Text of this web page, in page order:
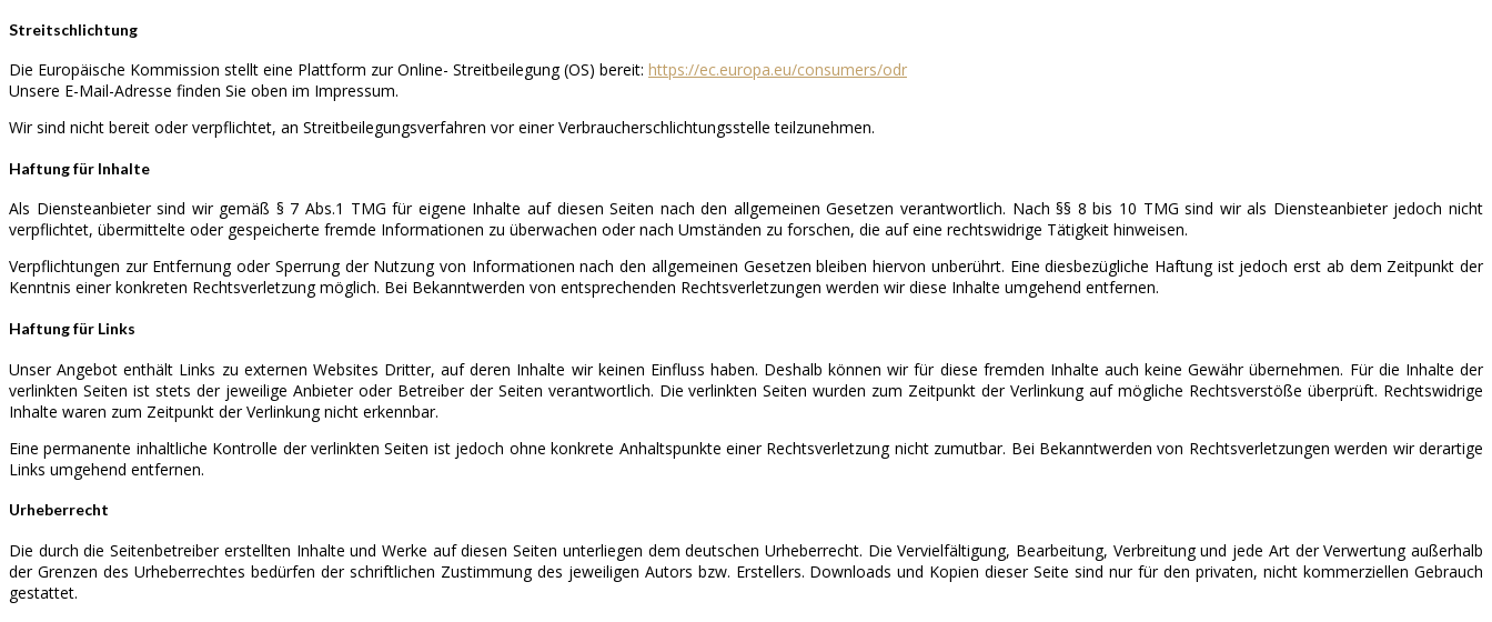
Streitschlichtung
Die Europäische Kommission stellt eine Plattform zur Online- Streitbeilegung (OS) bereit: https://ec.europa.eu/consumers/odr
Unsere E-Mail-Adresse finden Sie oben im Impressum.
Wir sind nicht bereit oder verpflichtet, an Streitbeilegungsverfahren vor einer Verbraucherschlichtungsstelle teilzunehmen.
Haftung für Inhalte
Als Diensteanbieter sind wir gemäß § 7 Abs.1 TMG für eigene Inhalte auf diesen Seiten nach den allgemeinen Gesetzen verantwortlich. Nach §§ 8 bis 10 TMG sind wir als Diensteanbieter jedoch nicht
verpflichtet, übermittelte oder gespeicherte fremde Informationen zu überwachen oder nach Umständen zu forschen, die auf eine rechtswidrige Tätigkeit hinweisen.
Verpflichtungen zur Entfernung oder Sperrung der Nutzung von Informationen nach den allgemeinen Gesetzen bleiben hiervon unberührt. Eine diesbezügliche Haftung ist jedoch erst ab dem Zeitpunkt der
Kenntnis einer konkreten Rechtsverletzung möglich. Bei Bekanntwerden von entsprechenden Rechtsverletzungen werden wir diese Inhalte umgehend entfernen.
Haftung für Links
Unser Angebot enthält Links zu externen Websites Dritter, auf deren Inhalte wir keinen Einfluss haben. Deshalb können wir für diese fremden Inhalte auch keine Gewähr übernehmen. Für die Inhalte der
verlinkten Seiten ist stets der jeweilige Anbieter oder Betreiber der Seiten verantwortlich. Die verlinkten Seiten wurden zum Zeitpunkt der Verlinkung auf mögliche Rechtsverstöße überprüft. Rechtswidrige
Inhalte waren zum Zeitpunkt der Verlinkung nicht erkennbar.
Eine permanente inhaltliche Kontrolle der verlinkten Seiten ist jedoch ohne konkrete Anhaltspunkte einer Rechtsverletzung nicht zumutbar. Bei Bekanntwerden von Rechtsverletzungen werden wir derartige
Links umgehend entfernen.
Urheberrecht
Die durch die Seitenbetreiber erstellten Inhalte und Werke auf diesen Seiten unterliegen dem deutschen Urheberrecht. Die Vervielfältigung, Bearbeitung, Verbreitung und jede Art der Verwertung außerhalb
der Grenzen des Urheberrechtes bedürfen der schriftlichen Zustimmung des jeweiligen Autors bzw. Erstellers. Downloads und Kopien dieser Seite sind nur für den privaten, nicht kommerziellen Gebrauch
gestattet.